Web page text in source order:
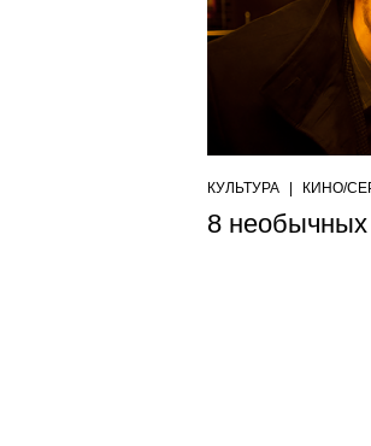
КУЛЬТУРА КИНО/
8